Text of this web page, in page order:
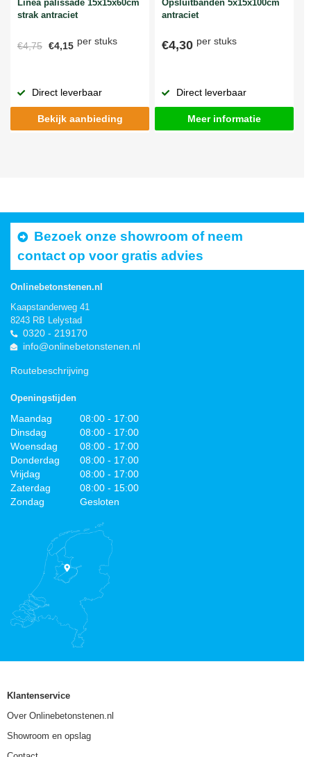
Linea palissade 15x15x60cm
strak antraciet
€4,75 €4,15 per stuks
Direct leverbaar
Bekijk aanbieding
Opsluitbanden 5x15x100cm
antraciet
€4,30 per stuks
Direct leverbaar
Meer informatie
Bezoek onze showroom of neem
contact op voor gratis advies
Onlinebetonstenen.nl
Kaapstanderweg 41
8243 RB Lelystad
0320 - 219170
info@onlinebetonstenen.nl
Routebeschrijving
Openingstijden
Maandag
08:00 - 17:00
Dinsdag
08:00 - 17:00
Woensdag
08:00 - 17:00
Donderdag
08:00 - 17:00
Vrijdag
08:00 - 17:00
Zaterdag
08:00 - 15:00
Zondag
Gesloten
Klantenservice
Over Onlinebetonstenen.nl
Showroom en opslag